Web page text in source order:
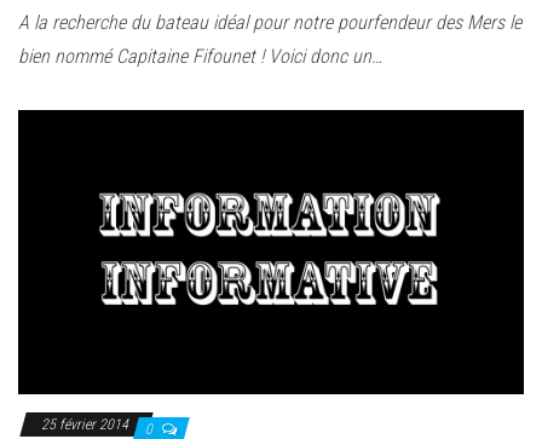
A la recherche du bateau idéal pour notre pourfendeur des Mers le
bien nommé Capitaine Fifounet ! Voici donc un…
25 février 2014 0